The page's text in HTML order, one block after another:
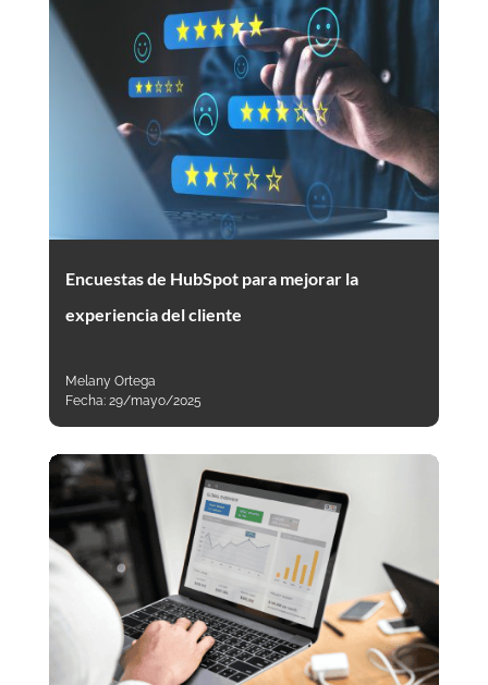
Encuestas de HubSpot para mejorar la
experiencia del cliente
Melany Ortega
Fecha: 29/mayo/2025